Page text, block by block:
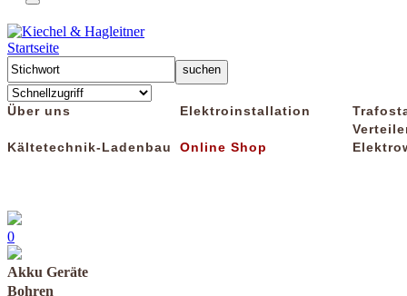
Startseite
Über uns Elektroinstallation
Kältetechnik-Ladenbau
Online Shop
0
Akku Geräte
Bohren